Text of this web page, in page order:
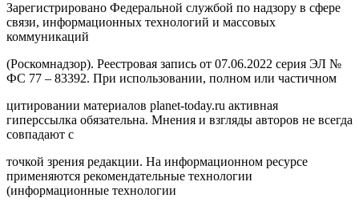
Зарегистрировано Федеральной службой по надзору в сфере
связи, информационных технологий и массовых
коммуникаций
(Роскомнадзор). Реестровая запись от 07.06.2022 серия ЭЛ №
ФС 77 – 83392. При использовании, полном или частичном
цитировании материалов planet-today.ru активная
гиперссылка обязательна. Мнения и взгляды авторов не всегда
совпадают с
точкой зрения редакции. На информационном ресурсе
применяются рекомендательные технологии
(информационные технологии